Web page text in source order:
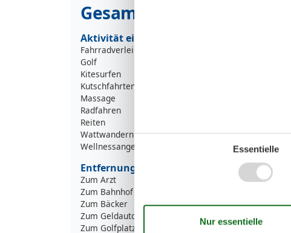
Gesamte Ausstattung
Aktivität einrichtungen
Fahrradverleih
Golf
Kitesurfen
Kutschfahrten
Massage
Radfahren
Reiten
Wattwandern
Wellnessangebote
Entfernungen
Zum Arzt
5 km
Zum Bahnhof
Zum Bäcker
300 m
Zum Geldautomaten/Bank
Zum Golfplatz
Essentielle